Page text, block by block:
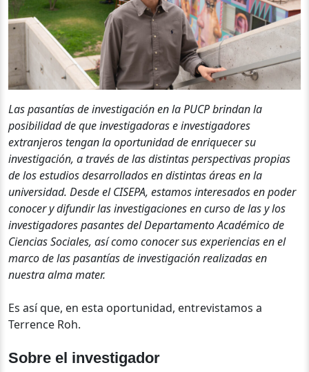
Las pasantías de investigación en la PUCP brindan la
posibilidad de que investigadoras e investigadores
extranjeros tengan la oportunidad de enriquecer su
investigación, a través de las distintas perspectivas propias
de los estudios desarrollados en distintas áreas en la
universidad. Desde el CISEPA, estamos interesados en poder
conocer y difundir las investigaciones en curso de las y los
investigadores pasantes del Departamento Académico de
Ciencias Sociales, así como conocer sus experiencias en el
marco de las pasantías de investigación realizadas en
nuestra alma mater.
Es así que, en esta oportunidad, entrevistamos a
Terrence Roh.
Sobre el investigador